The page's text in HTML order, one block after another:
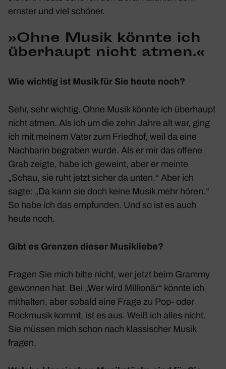
ernster und viel schöner.
»Ohne Musik könnte ich
über­haupt nicht atmen.«
Wie wichtig ist Musik für Sie heute noch?
Sehr, sehr wichtig. Ohne Musik könnte ich über­haupt
nicht atmen. Als ich um die zehn Jahre alt war, ging
ich mit meinem Vater zum Friedhof, weil da eine
Nach­barin begraben wurde. Als er mir das offene
Grab zeigte, habe ich geweint, aber er meinte
„Schau, sie ruht jetzt sicher da unten.“ Aber ich
sagte: „Da kann sie doch keine Musik mehr hören.“
So habe ich das empfunden. Und so ist es auch
heute noch.
Gibt es Grenzen dieser Musik­liebe?
Fragen Sie mich bitte nicht, wer jetzt beim Grammy
gewonnen hat. Bei „Wer wird Millionär“ könnte ich
mithalten, aber sobald eine Frage zu Pop- oder
Rock­musik kommt, ist es aus. Weiß ich alles nicht.
Sie müssen mich schon nach klas­si­scher Musik
fragen.